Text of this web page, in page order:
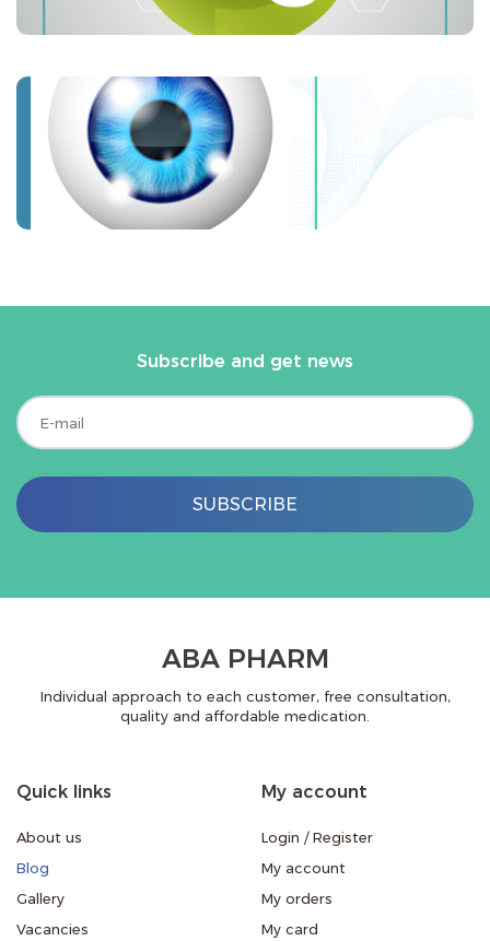
Subscribe and get news
SUBSCRIBE
ABA PHARM
Individual approach to each customer, free consultation,
quality and affordable medication.
Quick links
About us
Blog
Gallery
Vacancies
My account
Login / Register
My account
My orders
My card